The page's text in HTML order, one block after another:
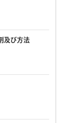
及び方法